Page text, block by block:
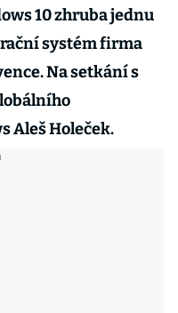
10 zhruba jednu
systém firma
Na setkání s
Aleš Holeček.